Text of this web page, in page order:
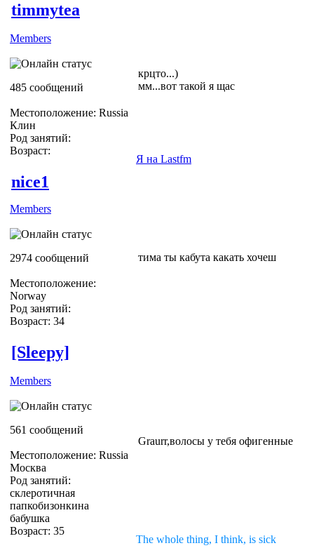
timmytea
Members
485 сообщений
Местоположение: Russia
Клин
Род занятий:
Возраст:
крцто...)
мм...вот такой я щас
Я на Lastfm
nice1
Members
2974 сообщений
Местоположение:
Norway
Род занятий:
Возраст: 34
тима ты кабута какать хочеш
[Sleepy]
Members
561 сообщений
Местоположение: Russia
Москва
Род занятий:
склеротичная
папкобизонкина
бабушка
Возраст: 35
Graurr,волосы у тебя офигенные
The whole thing, I think, is sick